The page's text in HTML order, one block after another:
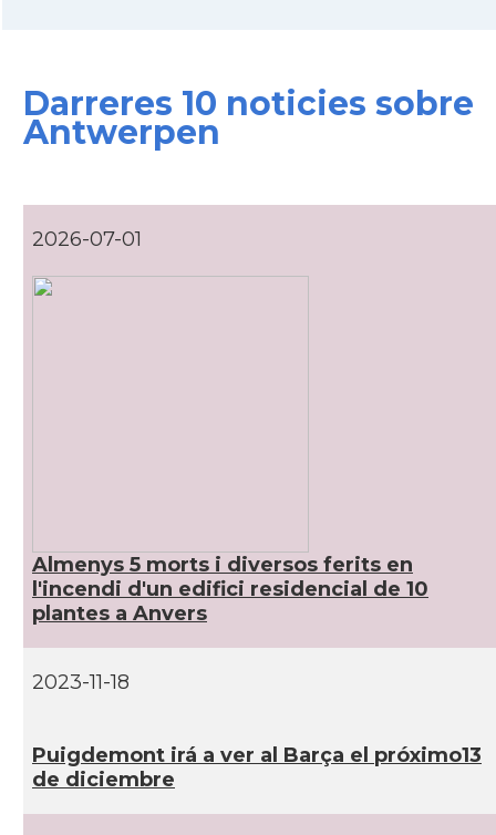
Darreres 10 noticies sobre
Antwerpen
2026-07-01
Almenys 5 morts i diversos ferits en
l'incendi d'un edifici residencial de 10
plantes a Anvers
2023-11-18
Puigdemont irá a ver al Barça el próximo13
de diciembre